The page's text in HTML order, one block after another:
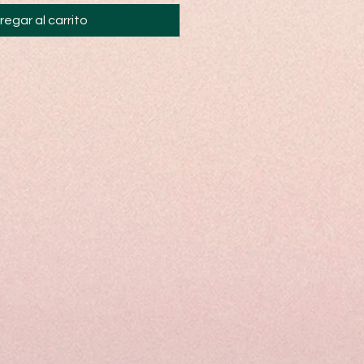
al carrito